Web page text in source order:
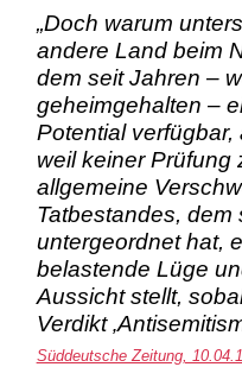
„Doch warum
andere Land beim
dem seit Jahren –
geheimgehalten –
Potential
weil keiner Prüfung
allgemeine
Tatbestandes,
untergeordnet hat,
belastende Lüge
Aussicht stellt,
Verdikt
Süddeutsche Zeitung,